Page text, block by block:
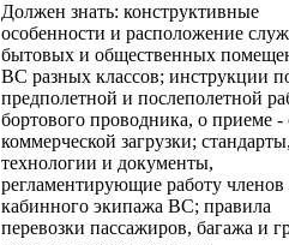
Должен знать: конструктивные
особенности и расположение
бытовых и общественных
ВС разных классов; инструкции
предполетной и послеполетной
бортового проводника, о приеме -
коммерческой загрузки;
технологии и документы,
регламентирующие работу членов
кабинного экипажа ВС; правила
перевозки пассажиров, багажа и